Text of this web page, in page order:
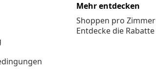
Mehr entdecken
Shoppen pro Zimmer
Entdecke die Rabatte